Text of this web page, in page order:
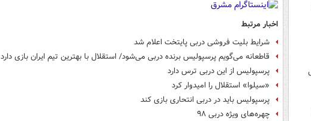
اخبار مرتبط
شرایط بلیت فروشی دربی پایتخت اعلام شد
قاطعانه می‌گویم پرسپولیس برنده دربی می‌شود/ استقلال با بهترین تیم ایران بازی دارد
پرسپولیس از این دربی ترس دارد
«سیلوا» استقلال را امیدوار کرد
پرسپولیس باید در دربی انتحاری بازی کند
چهره‌های ویژه دربی ۹۸